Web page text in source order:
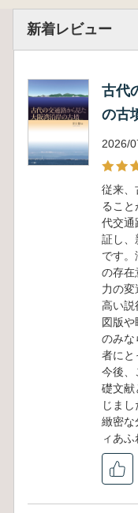
新着レビュー
古代
の古
2026/
従来、
るこ
代交通
証し、
です
の存在
力の変
高い説
図版
のみな
者にと
今後、
礎文献
じま
緻密な
ィあふ